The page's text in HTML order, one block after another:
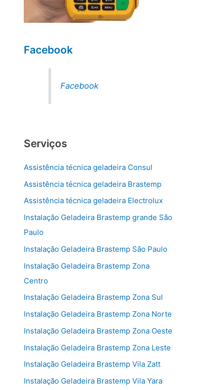
Facebook
Facebook
Serviços
Assistência técnica geladeira Consul
Assistência técnica geladeira Brastemp
Assistência técnica geladeira Electrolux
Instalação Geladeira Brastemp grande São
Paulo
Instalação Geladeira Brastemp São Paulo
Instalação Geladeira Brastemp Zona
Centro
Instalação Geladeira Brastemp Zona Sul
Instalação Geladeira Brastemp Zona Norte
Instalação Geladeira Brastemp Zona Oeste
Instalação Geladeira Brastemp Zona Leste
Instalação Geladeira Brastemp Vila Zatt
Instalação Geladeira Brastemp Vila Yara